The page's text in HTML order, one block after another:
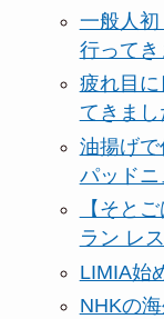
一般人
行ってき
疲れ目
てきまし
油揚げ
パッドニ
【そと
ラン レ
LIMIA始
NHKの